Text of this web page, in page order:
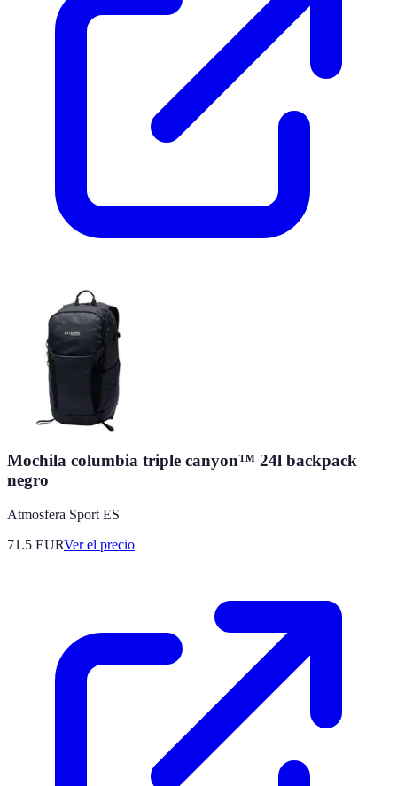
Mochila columbia triple canyon™ 24l backpack
negro
Atmosfera Sport ES
71.5 EURVer el precio